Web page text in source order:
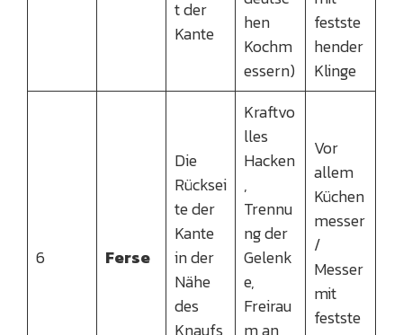
t der
Kante
hen
Kochm
essern)
festste
hender
Klinge
6 Ferse
Die
Rücksei
te der
Kante
in der
Nähe
des
Knaufs
Kraftvo
lles
Hacken
,
Trennu
ng der
Gelenk
e,
Freirau
m an
Vor
allem
Küchen
messer
/
Messer
mit
festste